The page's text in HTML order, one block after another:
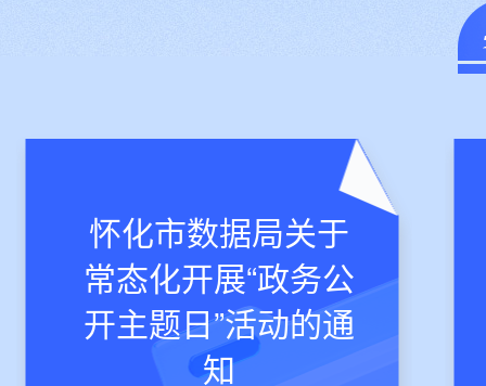
麻阳苗族自治县
2026年“政务公开
主题日”活动实施方
案